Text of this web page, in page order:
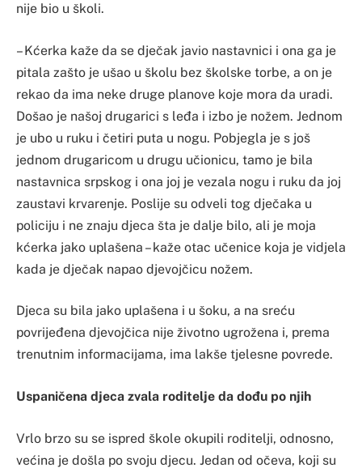
nije bio u školi.
– Kćerka kaže da se dječak javio nastavnici i ona ga je
pitala zašto je ušao u školu bez školske torbe, a on je
rekao da ima neke druge planove koje mora da uradi.
Došao je našoj drugarici s leđa i izbo je nožem. Jednom
je ubo u ruku i četiri puta u nogu. Pobjegla je s još
jednom drugaricom u drugu učionicu, tamo je bila
nastavnica srpskog i ona joj je vezala nogu i ruku da joj
zaustavi krvarenje. Poslije su odveli tog dječaka u
policiju i ne znaju djeca šta je dalje bilo, ali je moja
kćerka jako uplašena – kaže otac učenice koja je vidjela
kada je dječak napao djevojčicu nožem.
Djeca su bila jako uplašena i u šoku, a na sreću
povrijeđena djevojčica nije životno ugrožena i, prema
trenutnim informacijama, ima lakše tjelesne povrede.
Uspaničena djeca zvala roditelje da dođu po njih
Vrlo brzo su se ispred škole okupili roditelji, odnosno,
većina je došla po svoju djecu. Jedan od očeva, koji su